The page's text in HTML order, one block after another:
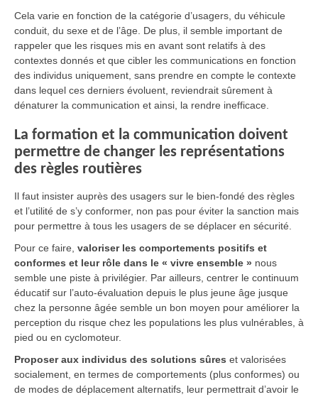
Cela varie en fonction de la catégorie d’usagers, du véhicule
conduit, du sexe et de l’âge. De plus, il semble important de
rappeler que les risques mis en avant sont relatifs à des
contextes donnés et que cibler les communications en fonction
des individus uniquement, sans prendre en compte le contexte
dans lequel ces derniers évoluent, reviendrait sûrement à
dénaturer la communication et ainsi, la rendre inefficace.
La formation et la communication doivent
permettre de changer les représentations
des règles routières
Il faut insister auprès des usagers sur le bien-fondé des règles
et l’utilité de s’y conformer, non pas pour éviter la sanction mais
pour permettre à tous les usagers de se déplacer en sécurité.
Pour ce faire, valoriser les comportements positifs et
conformes et leur rôle dans le « vivre ensemble » nous
semble une piste à privilégier. Par ailleurs, centrer le continuum
éducatif sur l’auto-évaluation depuis le plus jeune âge jusque
chez la personne âgée semble un bon moyen pour améliorer la
perception du risque chez les populations les plus vulnérables, à
pied ou en cyclomoteur.
Proposer aux individus des solutions sûres et valorisées
socialement, en termes de comportements (plus conformes) ou
de modes de déplacement alternatifs, leur permettrait d’avoir le